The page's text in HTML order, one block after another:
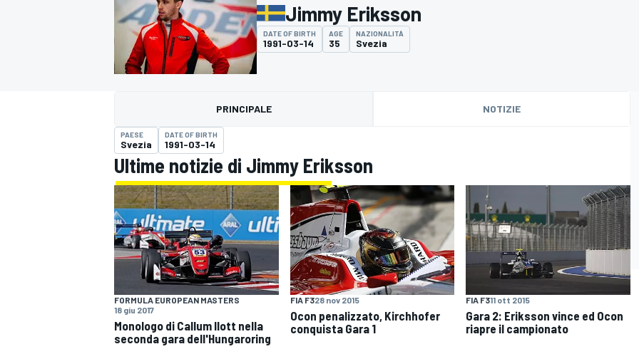
MOTOGP WEC
WRC
Jimmy Eriksson
DATE OF BIRTH
1991-03-14
AGE
35
NAZIONALITÀ
Svezia
PRINCIPALE NOTIZIE
PAESE
Svezia
DATE OF BIRTH
1991-03-14
Ultime notizie di Jimmy Eriksson
FORMULA EUROPEAN MASTERS
18 giu 2017
Monologo di Callum Ilott nella
seconda gara dell'Hungaroring
FIA F328 nov 2015
Ocon penalizzato, Kirchhofer
conquista Gara 1
FIA F311 ott 2015
Gara 2: Eriksson vince ed Ocon
riapre il campionato